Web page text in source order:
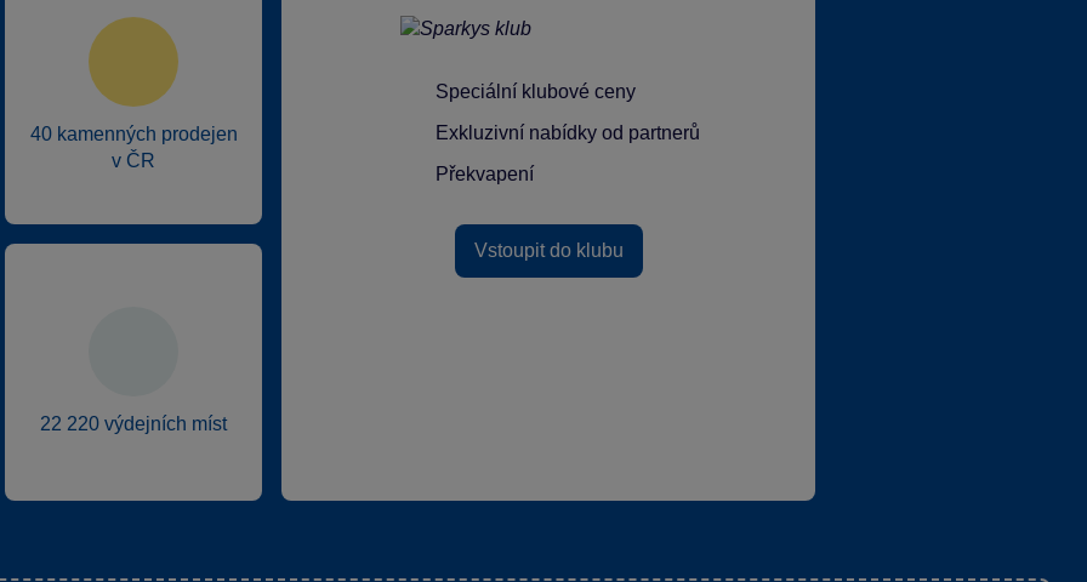
40 kamenných prodejen
v ČR
22 220 výdejních míst
Speciální klubové ceny
Exkluzivní nabídky od partnerů
Překvapení
Vstoupit do klubu